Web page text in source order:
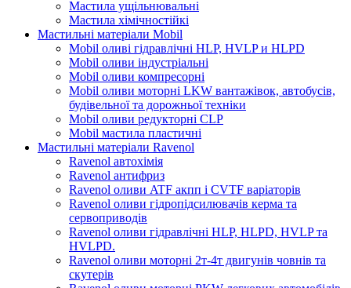
Мастила ущільнювальні
Мастила хімічностійкі
Мастильні матеріали Mobil
Mobil оливі гідравлічні HLP, HVLP и HLPD
Mobil оливи індустріальні
Mobil оливи компресорні
Mobil оливи моторні LKW вантажівок, автобусів,
будівельної та дорожньої техніки
Mobil оливи редукторні CLP
Mobil мастила пластичні
Мастильні матеріали Ravenol
Ravenol автохімія
Ravenol антифриз
Ravenol оливи ATF акпп і CVTF варіаторів
Ravenol оливи гідропідсилювачів керма та
сервоприводів
Ravenol оливи гідравлічні HLP, HLPD, HVLP та
HVLPD.
Ravenol оливи моторні 2т-4т двигунів човнів та
скутерів